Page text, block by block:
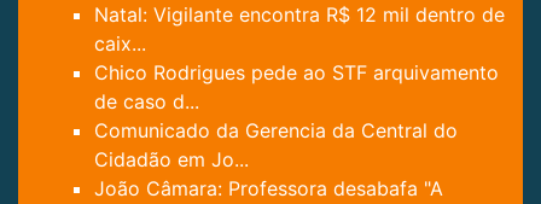
Natal: Vigilante encontra R$ 12 mil dentro de
caix...
Chico Rodrigues pede ao STF arquivamento
de caso d...
Comunicado da Gerencia da Central do
Cidadão em Jo...
João Câmara: Professora desabafa "A